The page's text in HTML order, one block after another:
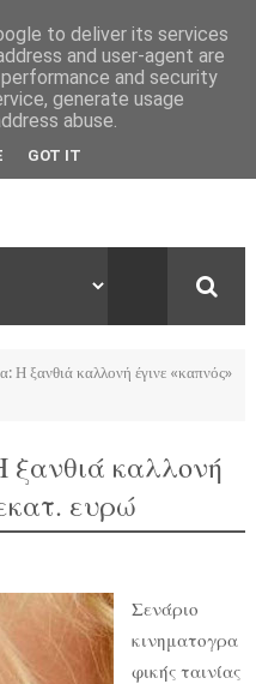
Η ξανθιά καλλονή έγινε «καπνός»
καλλονή
ευρώ
Σενάριο
κινηματογρα
φικής ταινίας
to deliver its services
and user-agent are
and security
generate usage
abuse.
GOT IT